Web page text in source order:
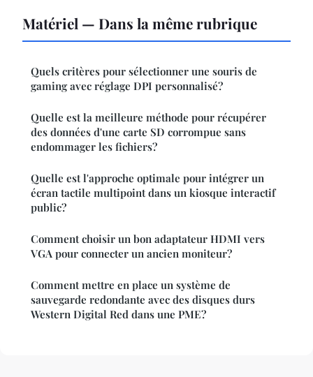
Matériel — Dans la même rubrique
Quels critères pour sélectionner une souris de
gaming avec réglage DPI personnalisé?
Quelle est la meilleure méthode pour récupérer
des données d'une carte SD corrompue sans
endommager les fichiers?
Quelle est l'approche optimale pour intégrer un
écran tactile multipoint dans un kiosque interactif
public?
Comment choisir un bon adaptateur HDMI vers
VGA pour connecter un ancien moniteur?
Comment mettre en place un système de
sauvegarde redondante avec des disques durs
Western Digital Red dans une PME?